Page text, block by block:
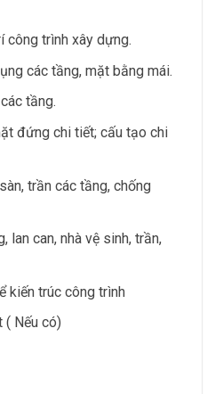
công trình xây dựng.
các tầng, mặt bằng mái.
tầng.
đứng chi tiết; cấu tạo chi
trần các tầng, chống
lan can, nhà vệ sinh, trần,
kiến trúc công trình
( Nếu có)